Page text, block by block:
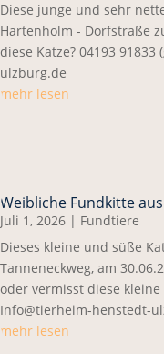
Diese junge und sehr
Hartenholm - Dorfstraße
diese Katze? 04193
ulzburg.de
mehr lesen
Weibliche Fundkitte
Juli 1, 2026 | Fundtiere
Dieses kleine und süße
Tanneneckweg, am
oder vermisst diese kleine
Info@tierheim-henstedt-
mehr lesen